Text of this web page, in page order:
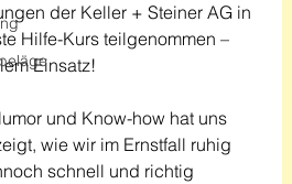
der Keller + Steiner AG in
Hilfe-Kurs teilgenommen –
Einsatz!
und Know-how hat uns
wie wir im Ernstfall ruhig
schnell und richtig